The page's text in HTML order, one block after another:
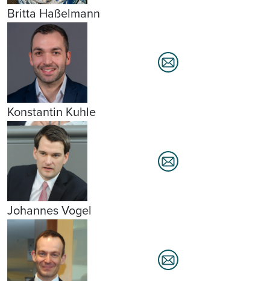
Britta Haßelmann
Konstantin Kuhle
Johannes Vogel